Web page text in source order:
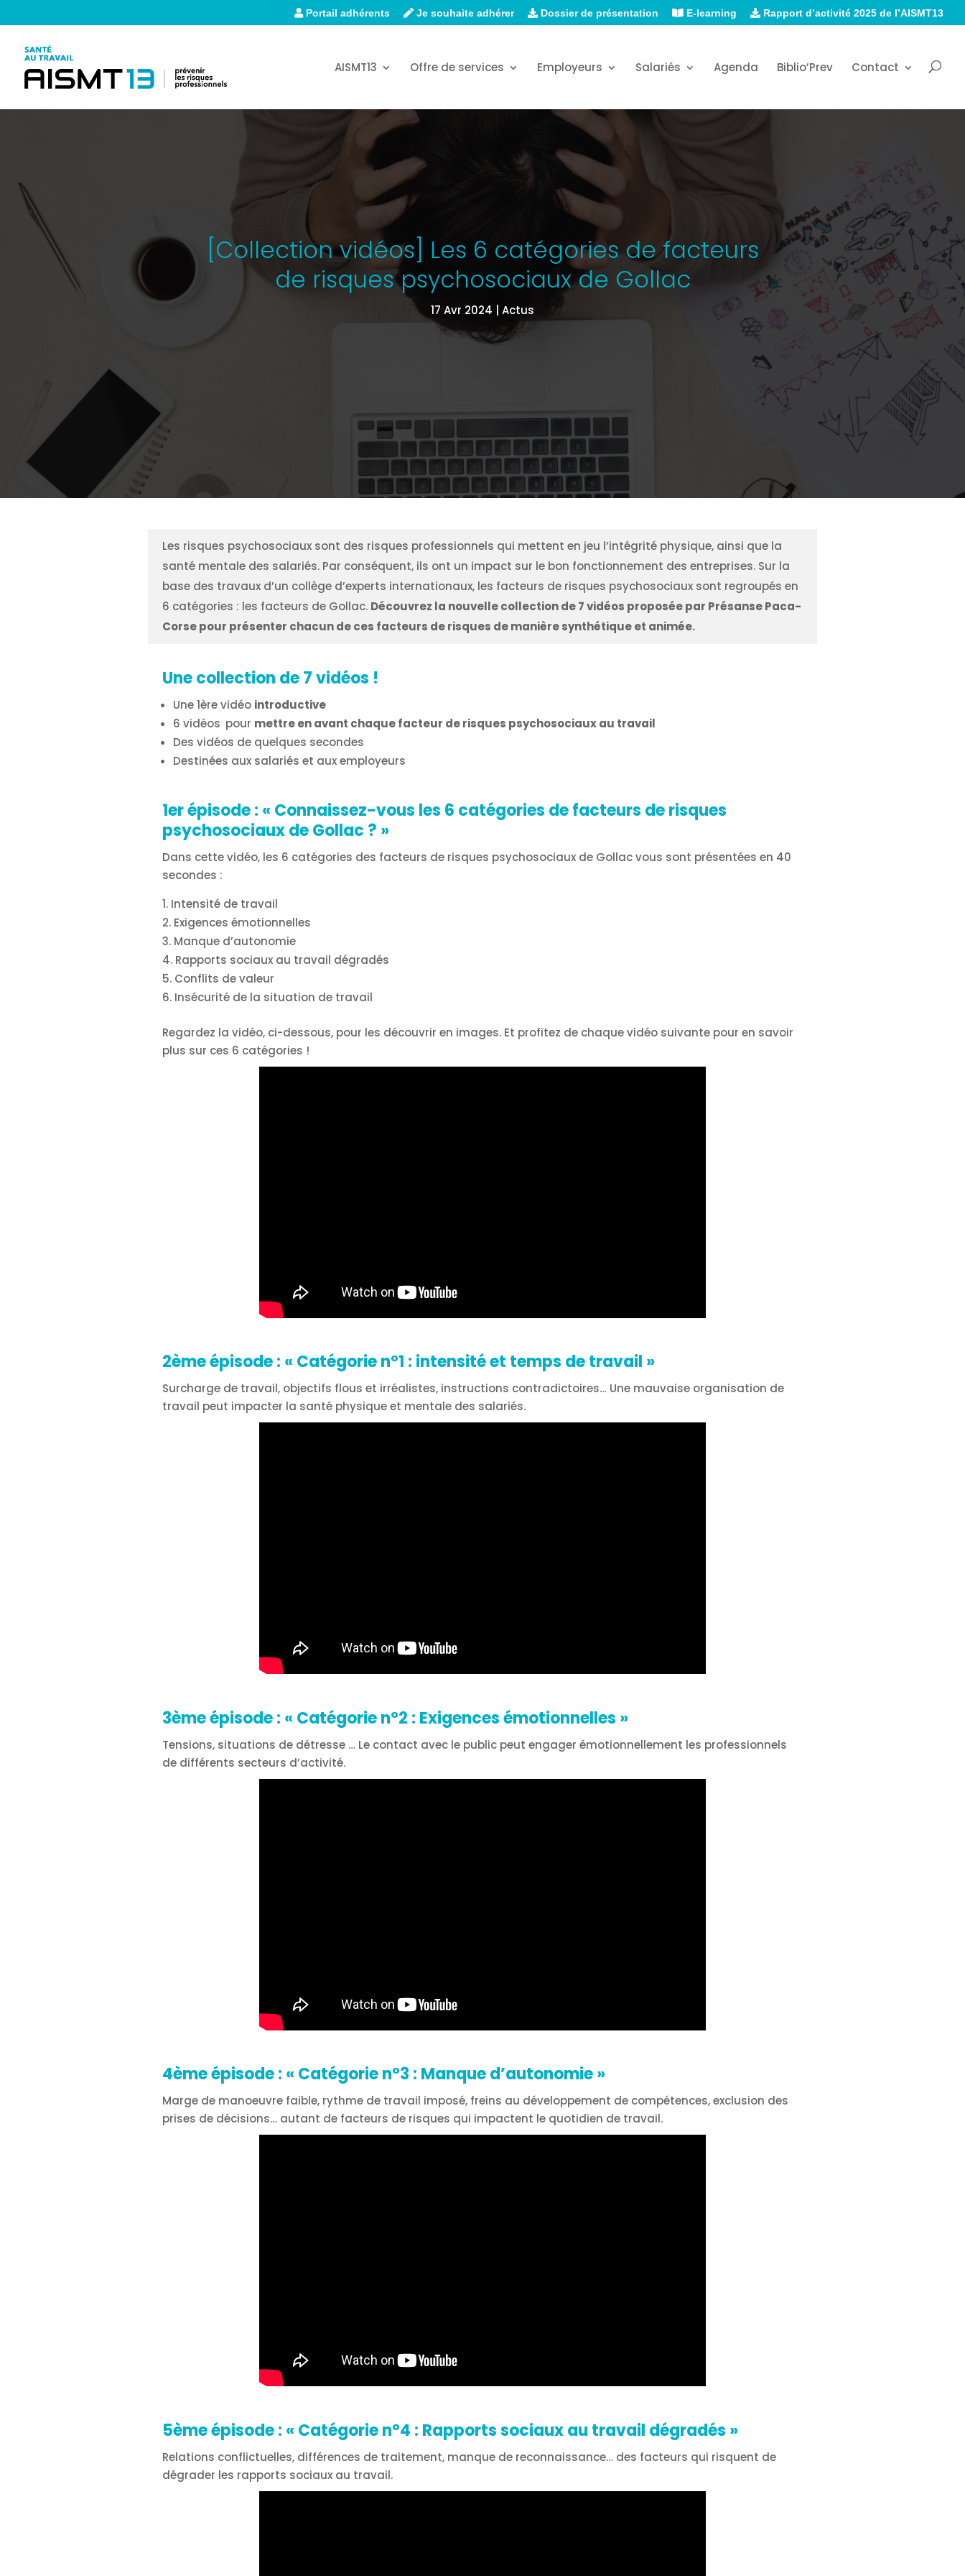
Portail adhérents Je souhaite adhérer Dossier de présentation E-learning Rapport d’activité 2025 de l’AISMT13
AISMT13 Offre de services Employeurs Salariés Agenda Biblio’Prev Contact
[Collection vidéos] Les 6 catégories de facteurs
de risques psychosociaux de Gollac
17 Avr 2024 Actus
Les risques psychosociaux sont des risques professionnels qui mettent en jeu l’intégrité physique, ainsi que la
santé mentale des salariés. Par conséquent, ils ont un impact sur le bon fonctionnement des entreprises. Sur la
base des travaux d’un collège d’experts internationaux, les facteurs de risques psychosociaux sont regroupés en
6 catégories : les facteurs de Gollac. Découvrez la nouvelle collection de 7 vidéos proposée par Présanse Paca-
Corse pour présenter chacun de ces facteurs de risques de manière synthétique et animée.
Une collection de 7 vidéos !
Une 1ère vidéo introductive
6 vidéos pour mettre en avant chaque facteur de risques psychosociaux au travail
Des vidéos de quelques secondes
Destinées aux salariés et aux employeurs
1er épisode : « Connaissez-vous les 6 catégories de facteurs de risques
psychosociaux de Gollac ? »
Dans cette vidéo, les 6 catégories des facteurs de risques psychosociaux de Gollac vous sont présentées en 40
secondes :
Intensité de travail
Exigences émotionnelles
Manque d’autonomie
Rapports sociaux au travail dégradés
Conflits de valeur
Insécurité de la situation de travail
Regardez la vidéo, ci-dessous, pour les découvrir en images. Et profitez de chaque vidéo suivante pour en savoir
plus sur ces 6 catégories !
2ème épisode : « Catégorie n°1 : intensité et temps de travail »
Surcharge de travail, objectifs flous et irréalistes, instructions contradictoires… Une mauvaise organisation de
travail peut impacter la santé physique et mentale des salariés.
3ème épisode : « Catégorie n°2 : Exigences émotionnelles »
Tensions, situations de détresse … Le contact avec le public peut engager émotionnellement les professionnels
de différents secteurs d’activité.
4ème épisode : « Catégorie n°3 : Manque d’autonomie »
Marge de manoeuvre faible, rythme de travail imposé, freins au développement de compétences, exclusion des
prises de décisions… autant de facteurs de risques qui impactent le quotidien de travail.
5ème épisode : « Catégorie n°4 : Rapports sociaux au travail dégradés »
Relations conflictuelles, différences de traitement, manque de reconnaissance… des facteurs qui risquent de
dégrader les rapports sociaux au travail.